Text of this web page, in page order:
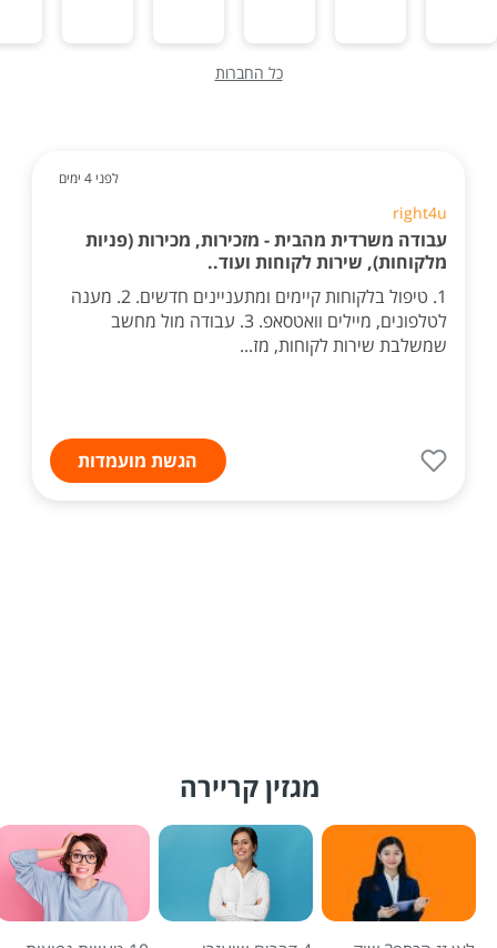
כל החברות
לפני 4 ימים
right4u
עבודה משרדית מהבית - מזכירות, מכירות (פניות
מלקוחות), שירות לקוחות ועוד..
1. טיפול בלקוחות קיימים ומתעניינים חדשים. 2. מענה
לטלפונים, מיילים וואטסאפ. 3. עבודה מול מחשב
שמשלבת שירות לקוחות, מז...
הגשת מועמדות
מגזין קריירה